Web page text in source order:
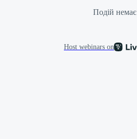
Подій немає
Host webinars on